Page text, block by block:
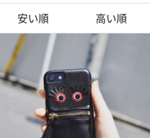
安い順 高い順